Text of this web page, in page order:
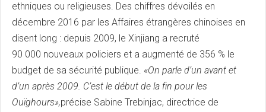
ethniques ou religieuses. Des chiffres dévoilés en
décembre 2016 par les Affaires étrangères chinoises en
disent long : depuis 2009, le Xinjiang a recruté
90 000 nouveaux policiers et a augmenté de 356 % le
budget de sa sécurité publique. «On parle d’un avant et
d’un après 2009. C’est le début de la fin pour les
Ouïghours»,précise Sabine Trebinjac, directrice de